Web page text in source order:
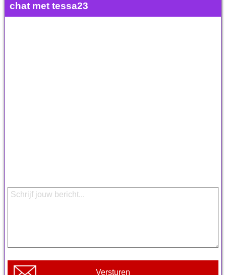
chat met tessa23
Versturen